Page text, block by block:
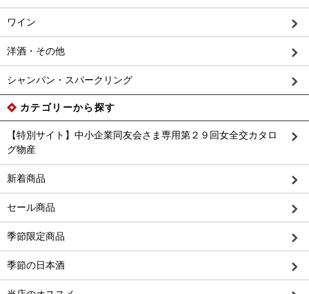
ワイン
洋酒・その他
シャンパン・スパークリング
カテゴリーから探す
【特別サイト】中小企業同友会さま専用第２９回女全交カタロ
グ物産
新着商品
セール商品
季節限定商品
季節の日本酒